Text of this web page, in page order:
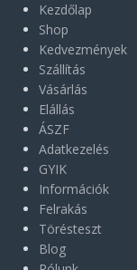
Kezdőlap
Shop
Kedvezmények
Szállítás
Vásárlás
Elállás
ÁSZF
Adatkezelés
GYIK
Információk
Felrakás
Törésteszt
Blog